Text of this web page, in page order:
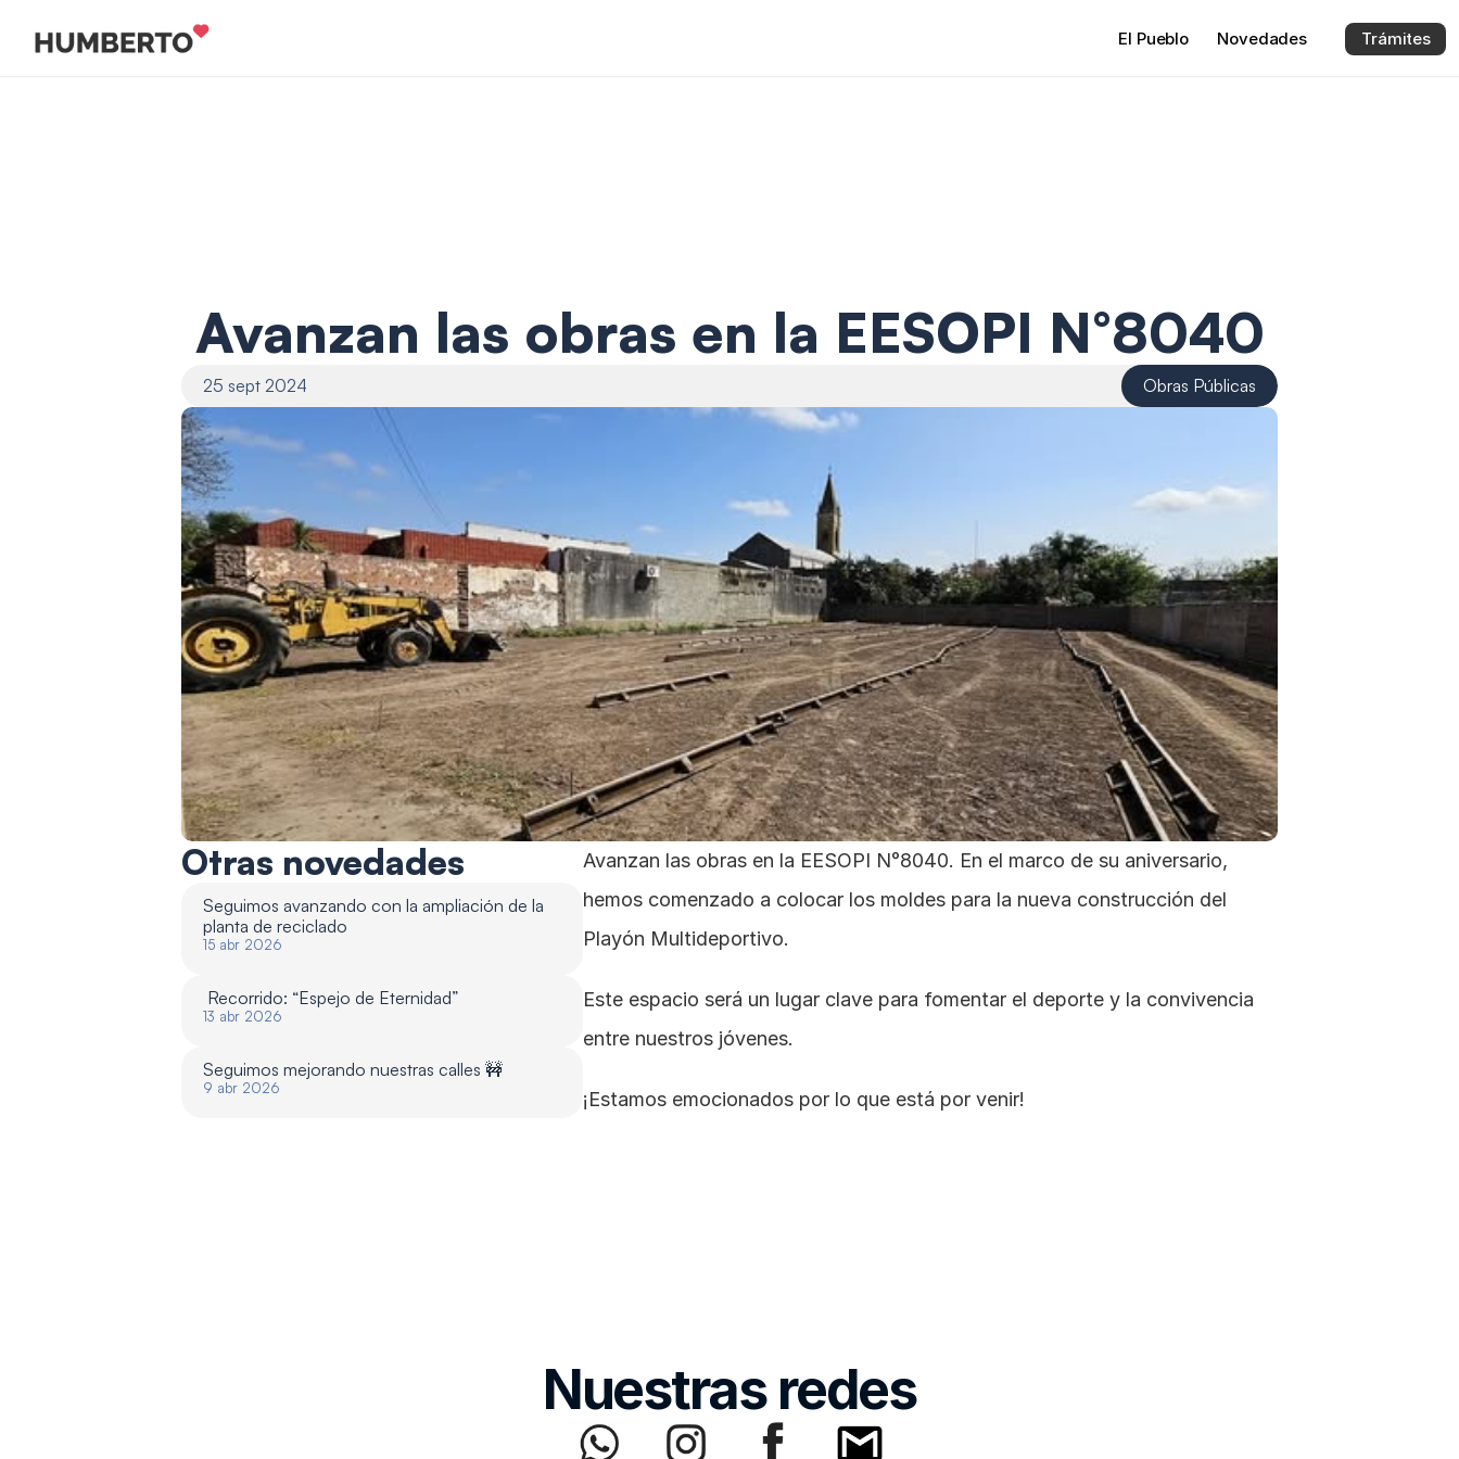
Avanzan las obras en la EESOPI N°8040
25 sept 2024 Obras Públicas
El Pueblo Novedades Trámites
Otras novedades
Seguimos avanzando con la ampliación de la
planta de reciclado
15 abr 2026
Recorrido: “Espejo de Eternidad”
13 abr 2026
Seguimos mejorando nuestras calles 🚧
9 abr 2026
Avanzan las obras en la EESOPI N°8040. En el marco de su aniversario,
hemos comenzado a colocar los moldes para la nueva construcción del
Playón Multideportivo.
Este espacio será un lugar clave para fomentar el deporte y la convivencia
entre nuestros jóvenes.
¡Estamos emocionados por lo que está por venir!
Nuestras redes